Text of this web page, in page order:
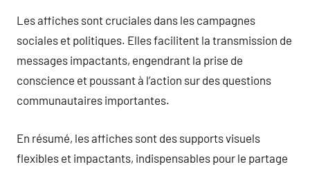
Les affiches sont cruciales dans les campagnes
sociales et politiques. Elles facilitent la transmission de
messages impactants, engendrant la prise de
conscience et poussant à l’action sur des questions
communautaires importantes.
En résumé, les affiches sont des supports visuels
flexibles et impactants, indispensables pour le partage